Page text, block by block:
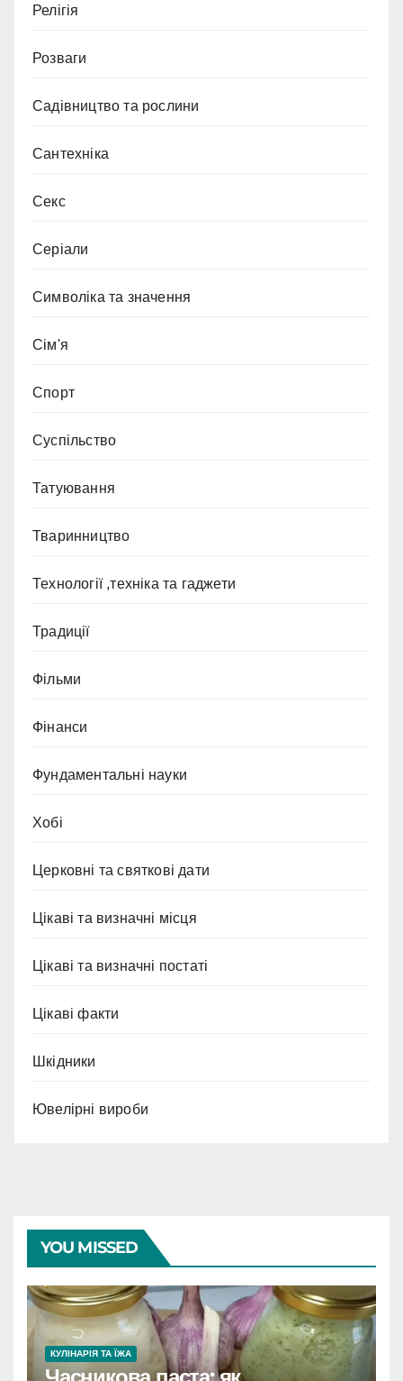
Релігія
Розваги
Садівництво та рослини
Сантехніка
Секс
Серіали
Символіка та значення
Сім'я
Спорт
Суспільство
Татуювання
Тваринництво
Технології ,техніка та гаджети
Традиції
Фільми
Фінанси
Фундаментальні науки
Хобі
Церковні та святкові дати
Цікаві та визначні місця
Цікаві та визначні постаті
Цікаві факти
Шкідники
Ювелірні вироби
YOU MISSED
КУЛІНАРІЯ ТА ЇЖА